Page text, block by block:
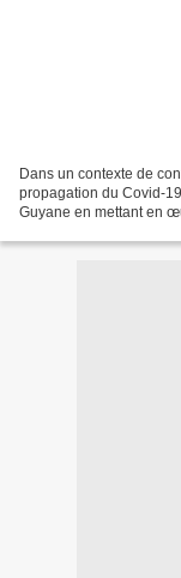
Dans un contexte de
propagation du Covid-
Guyane en mettant en